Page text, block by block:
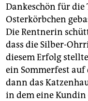
Dankeschön für
Osterkörbchen
Die Rentnerin
dass die Silber-
diesem Erfolg
ein Sommerfest auf
dann das
in dem eine